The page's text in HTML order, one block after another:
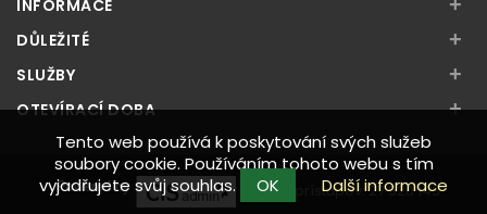
INFORMACE
DŮLEŽITÉ +
SLUŽBY +
OTEVÍRACÍ DOBA +
Počet prístupov:27 520 143
Tento web používá k poskytování svých služeb
soubory cookie. Používáním tohoto webu s tím
vyjadřujete svůj souhlas.
OK Další informace